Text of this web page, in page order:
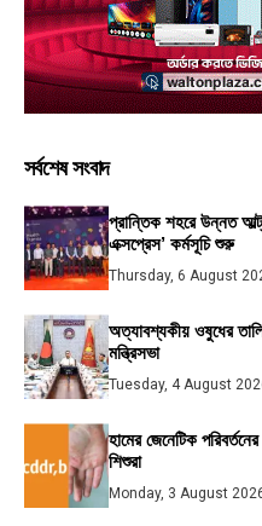
সর্বশেষ সংবাদ
প্রান্তিক শহরে উন্নত
এক্সপ্রেস’ কর্মসূচি শুরু
Thursday, 6 August
অত্যাবশ্যকীয় ওষুধের
মন্ত্রিসভা
Tuesday, 4 August
হামের জেনেটিক
শিশুরা
Monday, 3 August